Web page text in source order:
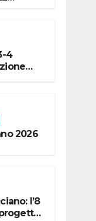
4
2026
l’8